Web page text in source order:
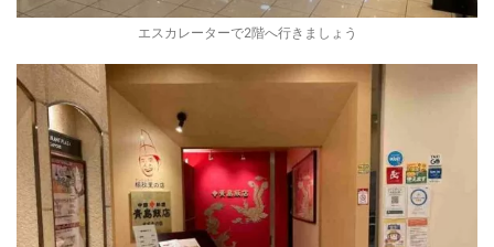
エスカレーターで2階へ行きましょう